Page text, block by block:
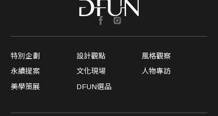
特別企劃 設計觀點
風格觀察
永續提案
文化現場
人物專訪
美學策展
DFUN選品